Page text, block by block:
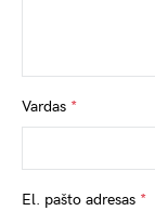
Vardas *
El. pašto adresas *